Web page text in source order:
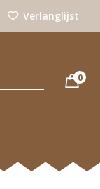
Verlanglijst
0